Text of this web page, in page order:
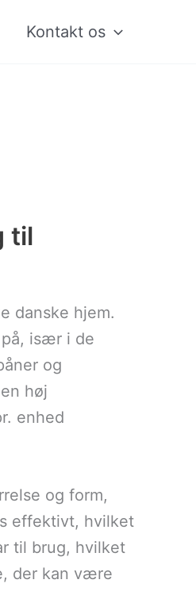
Kontakt os
til
danske hjem.
især i de
og
høj
enhed
og form,
effektivt, hvilket
til brug, hvilket
der kan være